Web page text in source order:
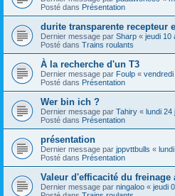
Posté dans Présentation
durite transparente recepteur
Dernier message par Sharp « jeudi 10
Posté dans Trains roulants
À la recherche d'un T3
Dernier message par Foulp « vendredi
Posté dans Présentation
Wer bin ich ?
Dernier message par Tahiry « lundi 24
Posté dans Présentation
présentation
Dernier message par jppvttbulls «
Posté dans Présentation
Valeur d'efficacité du freinage
Dernier message par ningaloo « jeudi